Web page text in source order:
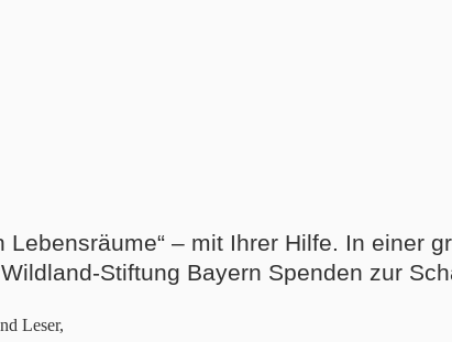
Lebensräume“ – mit Ihrer Hilfe. In einer
Stiftung Bayern Spenden zur
Leser,